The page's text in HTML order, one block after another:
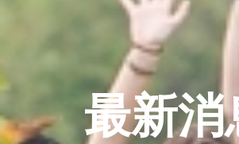
際
最新消